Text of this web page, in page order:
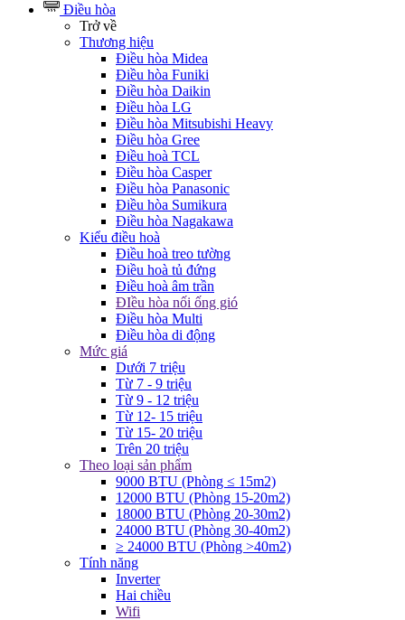
Điều hòa
Trở về
Thương hiệu
Điều hòa Midea
Điều hòa Funiki
Điều hòa Daikin
Điều hòa LG
Điều hòa Mitsubishi Heavy
Điều hòa Gree
Điều hoà TCL
Điều hòa Casper
Điều hòa Panasonic
Điều hòa Sumikura
Điều hòa Nagakawa
Kiểu điều hoà
Điều hoà treo tường
Điều hoà tủ đứng
Điều hoà âm trần
ĐIều hòa nối ống gió
Điều hòa Multi
Điều hòa di động
Mức giá
Dưới 7 triệu
Từ 7 - 9 triệu
Từ 9 - 12 triệu
Từ 12- 15 triệu
Từ 15- 20 triệu
Trên 20 triệu
Theo loại sản phẩm
9000 BTU (Phòng ≤ 15m2)
12000 BTU (Phòng 15-20m2)
18000 BTU (Phòng 20-30m2)
24000 BTU (Phòng 30-40m2)
≥ 24000 BTU (Phòng >40m2)
Tính năng
Inverter
Hai chiều
Wifi